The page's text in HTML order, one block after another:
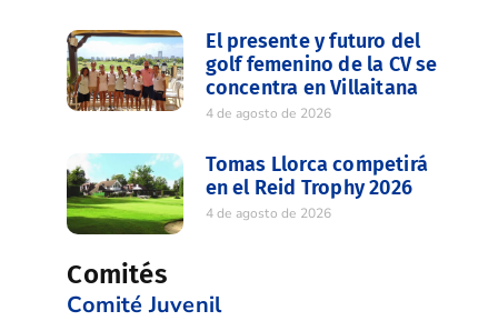
El presente y futuro del
golf femenino de la CV se
concentra en Villaitana
4 de agosto de 2026
Tomas Llorca competirá
en el Reid Trophy 2026
4 de agosto de 2026
Comités
Comité Juvenil